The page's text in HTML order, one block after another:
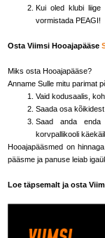
Kui oled klubi liige
vormistada PEAGI!
Osta Viimsi Hooajapääse
Miks osta Hooajapääse?
Anname Sulle mitu parimat
Vaid kodusaalis,
Saada osa
Saad anda enda
korvpallikooli
Hooajapääsmed on
pääsme ja panuse leiab
Loe täpsemalt ja osta